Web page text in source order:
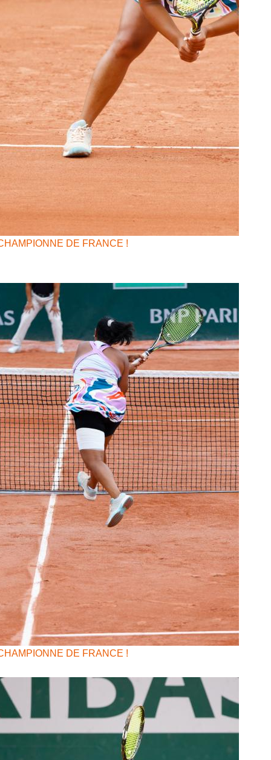
DE FRANCE !
DE FRANCE !